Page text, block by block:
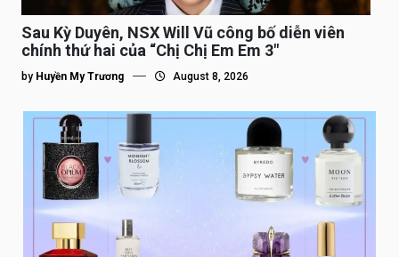
Sau Kỳ Duyên, NSX Will Vũ công bố diễn viên
chính thứ hai của “Chị Chị Em Em 3″
by Huyền My Trương August 8, 2026